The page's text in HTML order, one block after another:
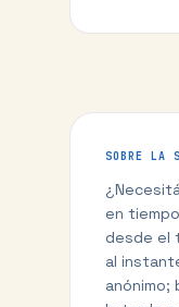
SOBRE LA
en
desde el
al
anónimo;